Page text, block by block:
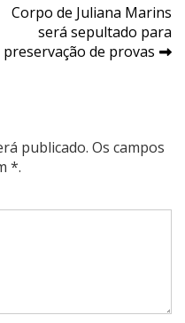
Corpo de Juliana Marins
será sepultado para
preservação de provas
publicado. Os campos
*.